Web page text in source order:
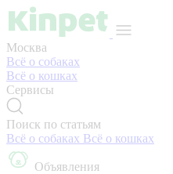
Москва
Всё о собаках
Всё о кошках
Сервисы
Поиск по статьям
Всё о собаках Всё о кошках
Объявления